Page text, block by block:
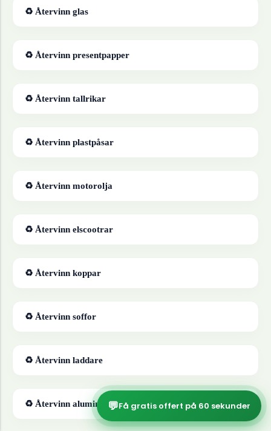
♻ Återvinn glas
♻ Återvinn presentpapper
♻ Återvinn tallrikar
♻ Återvinn plastpåsar
♻ Återvinn motorolja
♻ Återvinn elscootrar
♻ Återvinn koppar
♻ Återvinn soffor
♻ Återvinn laddare
♻ Återvinn aluminiumfolie
💬Få gratis offert på 60 sekunder